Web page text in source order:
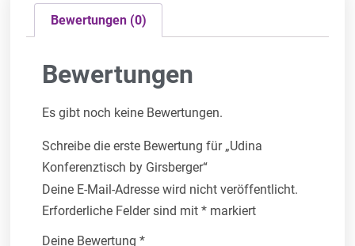
Bewertungen (0)
Bewertungen
Es gibt noch keine Bewertungen.
Schreibe die erste Bewertung für „Udina
Konferenztisch by Girsberger“
Deine E-Mail-Adresse wird nicht veröffentlicht.
Erforderliche Felder sind mit* markiert
Deine Bewertung*